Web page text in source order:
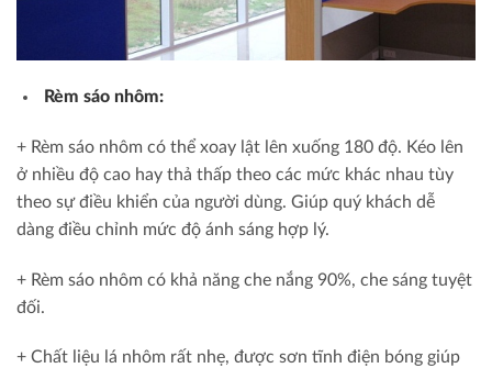
Rèm sáo nhôm:
+ Rèm sáo nhôm có thể xoay lật lên xuống 180 độ. Kéo lên
ở nhiều độ cao hay thả thấp theo các mức khác nhau tùy
theo sự điều khiển của người dùng. Giúp quý khách dễ
dàng điều chỉnh mức độ ánh sáng hợp lý.
+ Rèm sáo nhôm có khả năng che nắng 90%, che sáng tuyệt
đối.
+ Chất liệu lá nhôm rất nhẹ, được sơn tĩnh điện bóng giúp